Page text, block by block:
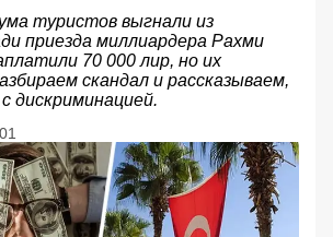
туристов выгнали из
приезда миллиардера Рахми
70 000 лир, но их
скандал и рассказываем,
дискриминацией.